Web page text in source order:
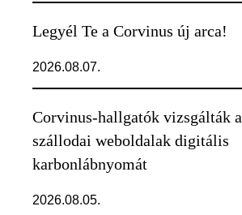
Legyél Te a Corvinus új arca!
2026.08.07.
Corvinus-hallgatók vizsgálták a
szállodai weboldalak digitális
karbonlábnyomát
2026.08.05.